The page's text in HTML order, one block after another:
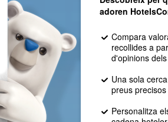
adoren
Compara
recollides a
d'opinions
Una sola
preus
Personalitza